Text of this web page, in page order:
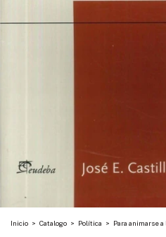
Inicio > Catalogo > Política > Para animarse